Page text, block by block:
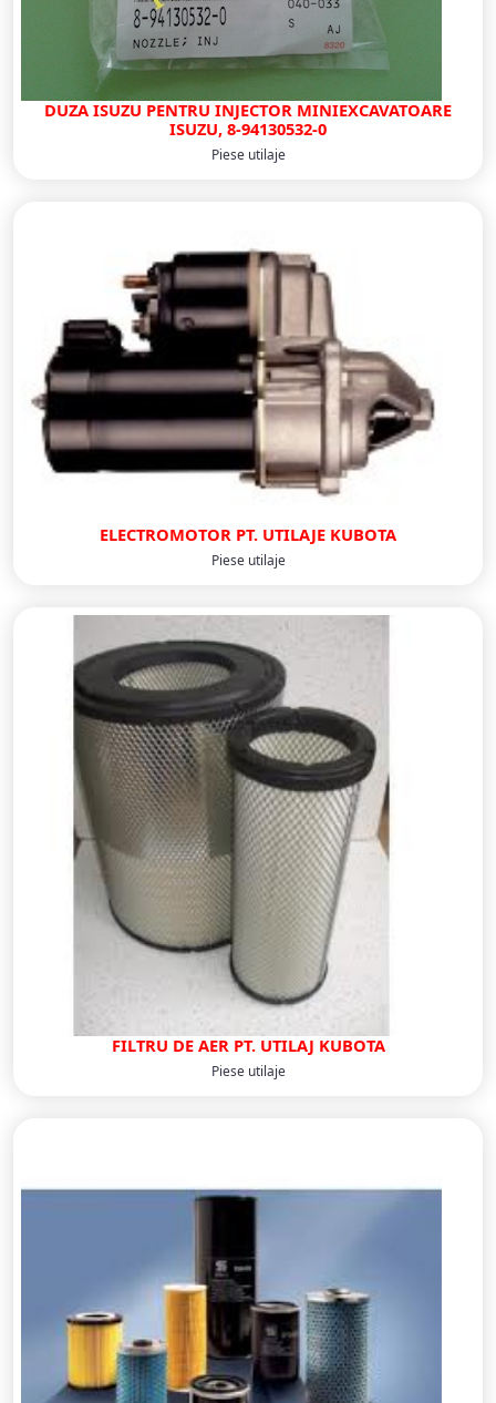
DUZA ISUZU PENTRU INJECTOR MINIEXCAVATOARE
ISUZU, 8-94130532-0
Piese utilaje
ELECTROMOTOR PT. UTILAJE KUBOTA
Piese utilaje
FILTRU DE AER PT. UTILAJ KUBOTA
Piese utilaje